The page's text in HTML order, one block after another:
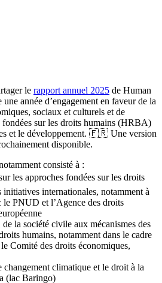
le rapport annuel 2025 de Human
année d’engagement en faveur de la
sociaux et culturels et de
fondées sur les droits humains (HRBA)
et le développement. 🇫🇷 Une version
disponible.
consisté à :
les approches fondées sur les droits
internationales, notamment à
le PNUD et l’Agence des droits
la société civile aux mécanismes des
humains, notamment dans le cadre
Comité des droits économiques,
climatique et le droit à la
(lac Baringo)